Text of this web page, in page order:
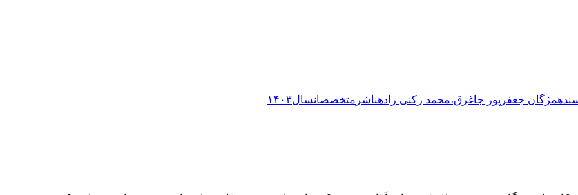
مژگان جعفرپور جاغرق،محمد رکنی زادهناشر متخصصانسال۱۴۰۳